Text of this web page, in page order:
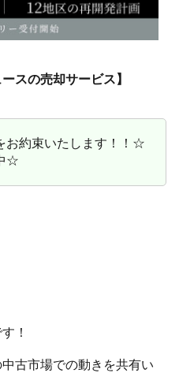
スの売却サービス】
お約束いたします！！☆
☆
！
古市場での動きを共有い